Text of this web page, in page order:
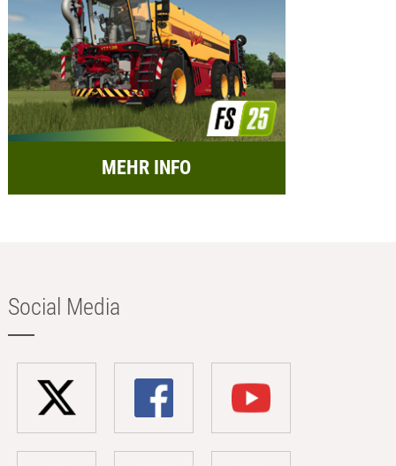
MEHR INFO
Social Media